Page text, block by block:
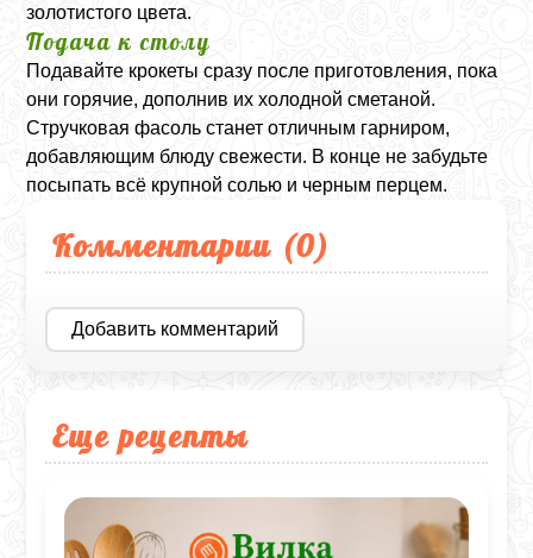
золотистого цвета.
Подача к столу
Подавайте крокеты сразу после приготовления, пока
они горячие, дополнив их холодной сметаной.
Стручковая фасоль станет отличным гарниром,
добавляющим блюду свежести. В конце не забудьте
посыпать всё крупной солью и черным перцем.
Комментарии (0)
Добавить комментарий
Еще рецепты